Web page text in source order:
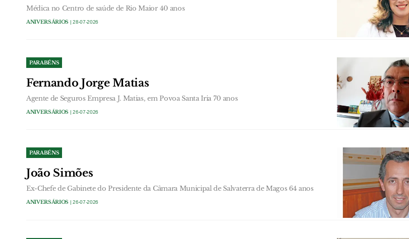
Médica no Centro de saúde de Rio Maior 40 anos
ANIVERSÁRIOS | 28-07-2026
PARABÉNS
Fernando Jorge Matias
Agente de Seguros Empresa J. Matias, em Povoa Santa Iria 70 anos
ANIVERSÁRIOS | 26-07-2026
PARABÉNS
João Simões
Ex-Chefe de Gabinete do Presidente da Câmara Municipal de Salvaterra de Magos 64 anos
ANIVERSÁRIOS | 26-07-2026